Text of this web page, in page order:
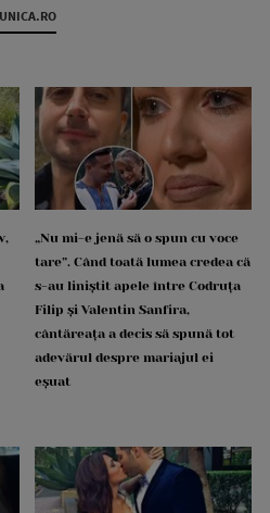
UNICA.RO
„Nu mi-e jenă să o spun cu voce
tare”. Când toată lumea credea că
s-au liniștit apele între Codruța
Filip și Valentin Sanfira,
cântăreața a decis să spună tot
adevărul despre mariajul ei
eșuat